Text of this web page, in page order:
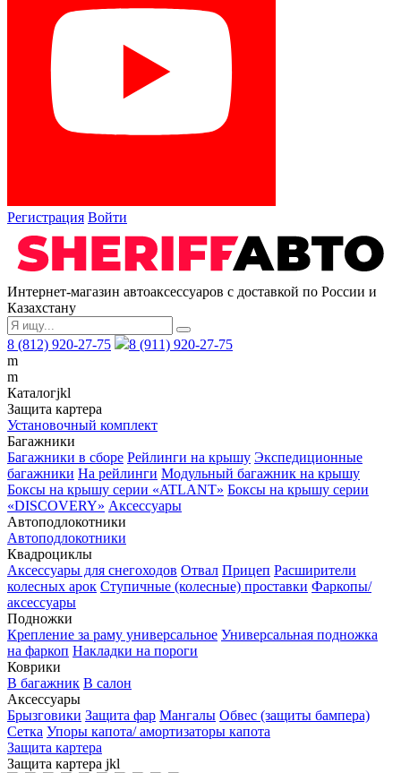
Регистрация Войти
Интернет-магазин автоаксессуаров с доставкой по России и
Казахстану
8 (812) 920-27-75
8 (911) 920-27-75
m
m
Каталогjkl
Защита картера
Установочный комплект
Багажники
Багажники в сборе Рейлинги на крышу Экспедиционные
багажники На рейлинги Модульный багажник на крышу
Боксы на крышу серии «ATLANT» Боксы на крышу серии
«DISCOVERY» Аксессуары
Автоподлокотники
Автоподлокотники
Квадроциклы
Аксессуары для снегоходов Отвал Прицеп Расширители
колесных арок Ступичные (колесные) проставки Фаркопы/
аксессуары
Подножки
Крепление за раму универсальное Универсальная подножка
на фаркоп Накладки на пороги
Коврики
В багажник В салон
Аксессуары
Брызговики Защита фар Мангалы Обвес (защиты бампера)
Сетка Упоры капота/ амортизаторы капота
Защита картера
Защита картера jkl